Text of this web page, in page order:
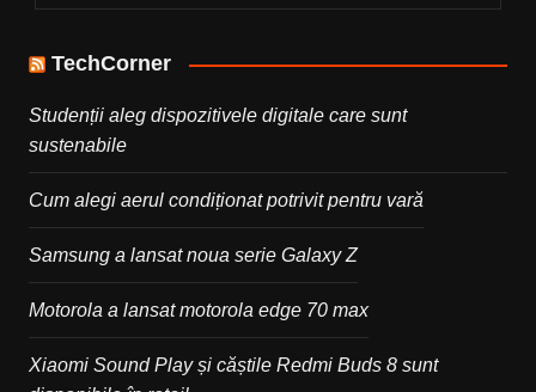
TechCorner
Studenții aleg dispozitivele digitale care sunt
sustenabile
Cum alegi aerul condiționat potrivit pentru vară
Samsung a lansat noua serie Galaxy Z
Motorola a lansat motorola edge 70 max
Xiaomi Sound Play și căștile Redmi Buds 8 sunt